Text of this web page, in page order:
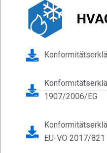
1907/2006/EG
EU-VO 2017/821